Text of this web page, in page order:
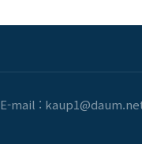
E-mail :